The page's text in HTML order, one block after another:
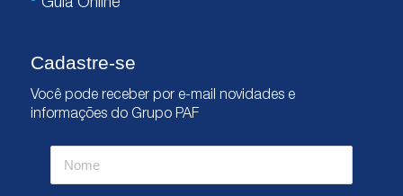
Guia Online
Cadastre-se
Você pode receber por e-mail novidades e
informações do Grupo PAF